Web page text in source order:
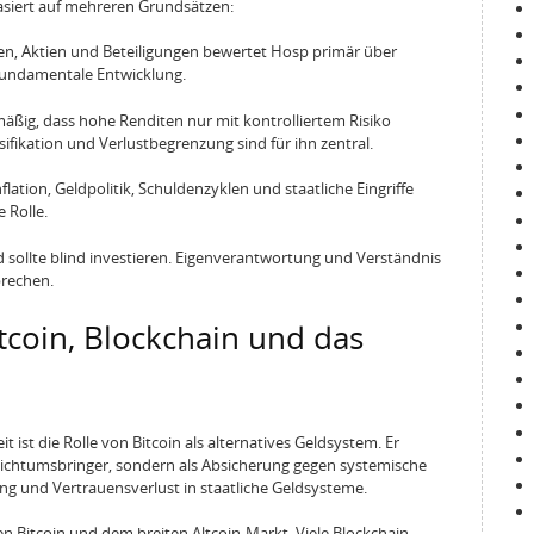
auf mehreren Grundsätzen:
Aktien und Beteiligungen bewertet Hosp primär über
Entwicklung.
dass hohe Renditen nur mit kontrolliertem Risiko
und Verlustbegrenzung sind für ihn zentral.
Geldpolitik, Schuldenzyklen und staatliche Eingriffe
Rolle.
sollte blind investieren. Eigenverantwortung und Verständnis
Blockchain und das
ist die Rolle von Bitcoin als alternatives Geldsystem. Er
sondern als Absicherung gegen systemische
und Vertrauensverlust in staatliche Geldsysteme.